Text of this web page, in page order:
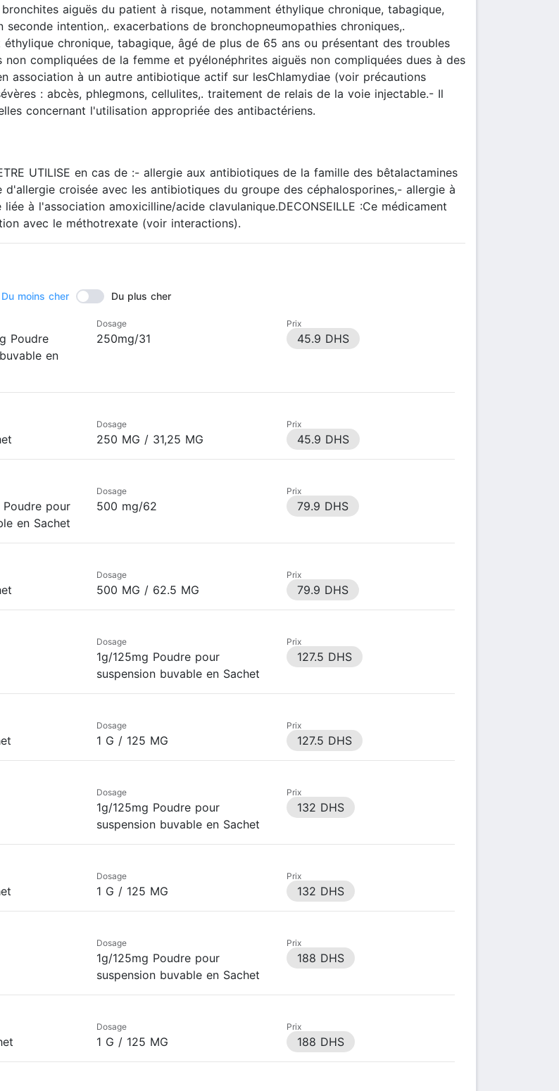
aiguës du patient à risque, notamment éthylique chronique, tabagique,
intention,. exacerbations de bronchopneumopathies chroniques,.
chronique, tabagique, âgé de plus de 65 ans ou présentant des troubles
compliquées de la femme et pyélonéphrites aiguës non compliquées dues à des
association à un autre antibiotique actif sur lesChlamydiae (voir précautions
: abcès, phlegmons, cellulites,. traitement de relais de la voie injectable.- Il
concernant l'utilisation appropriée des antibactériens.
UTILISE en cas de :- allergie aux antibiotiques de la famille des bêtalactamines
croisée avec les antibiotiques du groupe des céphalosporines,- allergie à
à l'association amoxicilline/acide clavulanique.DECONSEILLE :Ce médicament
avec le méthotrexate (voir interactions).
Du moins cher Du plus cher
Poudre
en
Dosage
250mg/31
Prix
45.9 DHS
Dosage
250 MG / 31,25 MG
Prix
45.9 DHS
pour
en Sachet
Dosage
500 mg/62
Prix
79.9 DHS
Dosage
500 MG / 62.5 MG
Prix
79.9 DHS
Dosage
1g/125mg Poudre pour
suspension buvable en Sachet
Prix
127.5 DHS
Dosage
1 G / 125 MG
Prix
127.5 DHS
Dosage
1g/125mg Poudre pour
suspension buvable en Sachet
Prix
132 DHS
Dosage
1 G / 125 MG
Prix
132 DHS
Dosage
1g/125mg Poudre pour
suspension buvable en Sachet
Prix
188 DHS
Dosage
1 G / 125 MG
Prix
188 DHS